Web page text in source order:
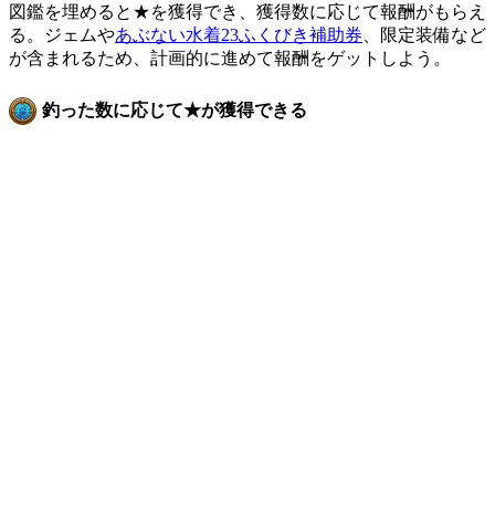
図鑑を埋めると★を獲得でき、獲得数に応じて報酬がもらえ
る。ジェムやあぶない水着23ふくびき補助券 、限定装備など
が含まれるため、計画的に進めて報酬をゲットしよう。
釣った数に応じて★が獲得できる